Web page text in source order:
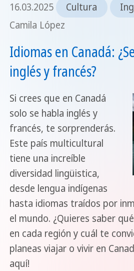
16.03.2025 Cultura
Camila López
Idiomas en Canadá:
inglés y francés?
Si crees que en Canadá
solo se habla inglés y
francés, te sorprenderás.
Este país multicultural
tiene una increíble
diversidad lingüistica,
desde lengua indígenas
hasta idiomas traídos por
el mundo. ¿Quieres saber
en cada región y cuál te
planeas viajar o vivir en
aquí!